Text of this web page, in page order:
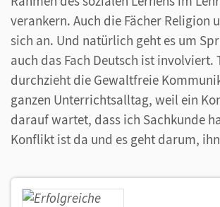
verankern. Auch die Fächer Religion
sich an. Und natürlich geht es um
auch das Fach Deutsch ist involviert.
durchzieht die Gewaltfreie
ganzen Unterrichtsalltag, weil ein
darauf wartet, dass ich Sachkunde
Konflikt ist da und es geht darum,